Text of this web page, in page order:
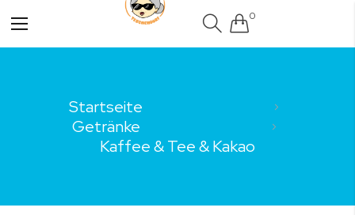
Navigation
umschalten
0
Startseite
Getränke
Kaffee & Tee & Kakao